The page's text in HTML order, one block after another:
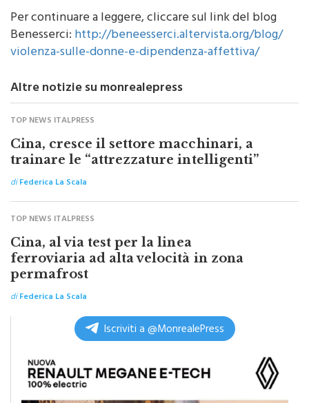
Per continuare a leggere, cliccare sul link del blog
Benesserci:http://beneesserci.altervista.org/blog/
violenza-sulle-donne-e-dipendenza-affettiva/
Altre notizie su monrealepress
TOP NEWS ITALPRESS
Cina, cresce il settore macchinari, a
trainare le “attrezzature intelligenti”
diFederica La Scala
TOP NEWS ITALPRESS
Cina, al via test per la linea
ferroviaria ad alta velocità in zona
permafrost
diFederica La Scala
Iscriviti a @MonrealePress